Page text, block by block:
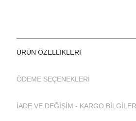
ÜRÜN ÖZELLIKLERI
ÖDEME SEÇENEKLERI
İADE VE DEĞİŞİM - KARGO